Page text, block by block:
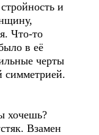
и
Что-то
в её
черты
симметрией.
хочешь?
Взамен